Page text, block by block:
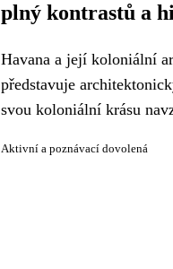
plný kontrastů a
Havana a její koloniální
představuje
svou koloniální krásu
Aktivní a poznávací dovolená